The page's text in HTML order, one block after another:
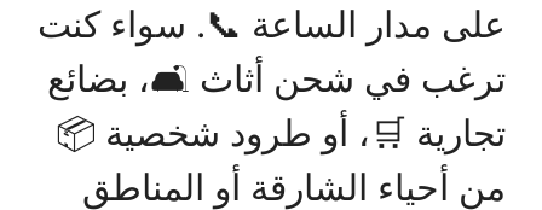
على مدار الساعة 📞. سواء كنت
ترغب في شحن أثاث 🛋️، بضائع
تجارية 🛒، أو طرود شخصية 📦
من أحياء الشارقة أو المناطق